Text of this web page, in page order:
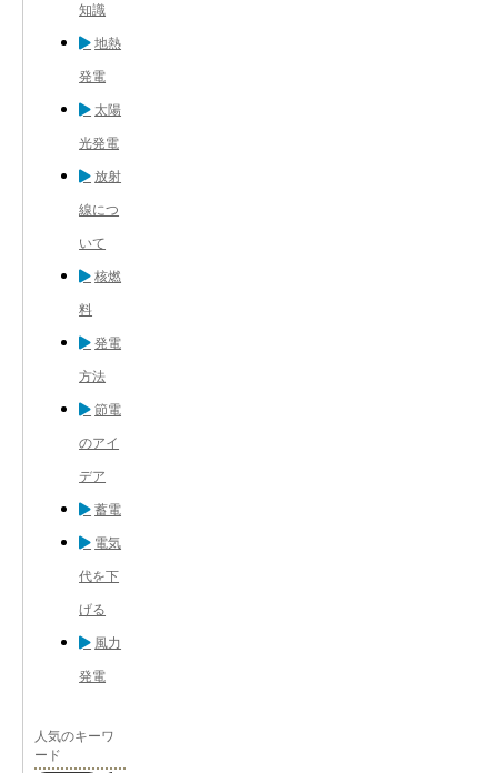
知識
地熱
発電
太陽
光発電
放射
線につ
いて
核燃
料
発電
方法
節電
のアイ
デア
蓄電
電気
代を下
げる
風力
発電
人気のキーワ
ード